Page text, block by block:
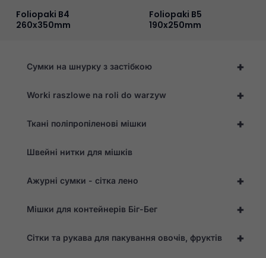
+
Сумки на шнурку з застібкою
+
Worki raszlowe na roli do warzyw
+
Ткані поліпропіленові мішки
Швейні нитки для мішків
+
Ажурні сумки - сітка лено
+
Мішки для контейнерів Біг-Бег
+
Сітки та рукава для пакування овочів, фруктів
Foliopaki B4
260x350mm
Foliopaki B5
190x250mm
Ці файли cookie
не є